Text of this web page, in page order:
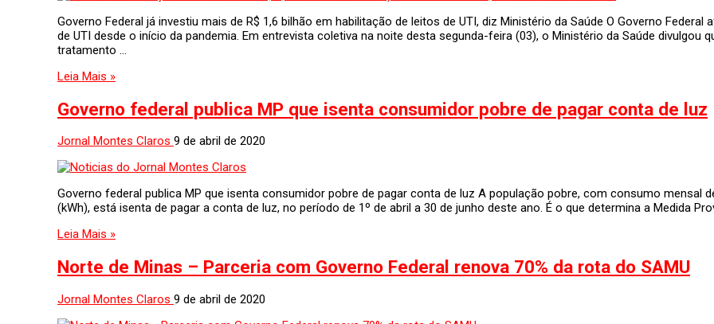
Governo Federal já investiu mais de R$ 1,6 bilhão em habilitação de leitos de UTI, diz Ministério da Saúde O Governo
de UTI desde o início da pandemia. Em entrevista coletiva na noite desta segunda-feira (03), o Ministério da Saúde divulgou
tratamento …
Leia Mais »
Governo federal publica MP que isenta consumidor pobre de pagar conta de luz
Jornal Montes Claros 9 de abril de 2020
Governo federal publica MP que isenta consumidor pobre de pagar conta de luz A população pobre, com consumo mensal
(kWh), está isenta de pagar a conta de luz, no período de 1º de abril a 30 de junho deste ano. É o que determina a Medida
Leia Mais »
Norte de Minas – Parceria com Governo Federal renova 70% da rota do SAMU
Jornal Montes Claros 9 de abril de 2020